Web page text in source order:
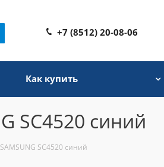
+7 (8512) 20-08-06
Как купить
SC4520 синий
SC4520 синий